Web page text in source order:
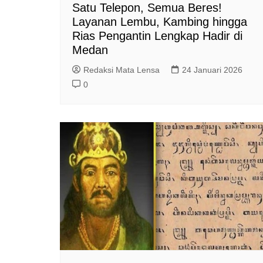
Satu Telepon, Semua Beres!
Layanan Lembu, Kambing hingga
Rias Pengantin Lengkap Hadir di
Medan
Redaksi Mata Lensa
24 Januari 2026
0